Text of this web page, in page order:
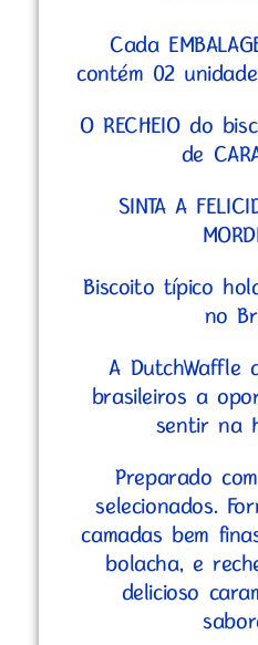
Cada
contém 02
O RECHEIO do
de
SINTA A
Biscoito típico
no
A DutchWaffle
brasileiros a
sentir na
Preparado
selecionados.
camadas bem
bolacha, e
delicioso